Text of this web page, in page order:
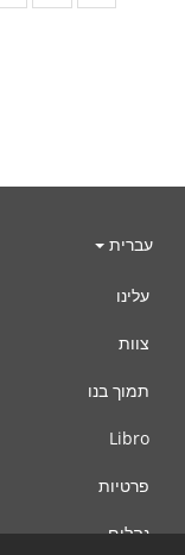
עברית
עלינו
צוות
תמוך בנו
Libro
פרטיות
נהלים